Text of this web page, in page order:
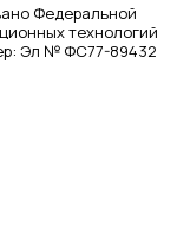
Федеральной
технологий
Эл № ФС77-89432